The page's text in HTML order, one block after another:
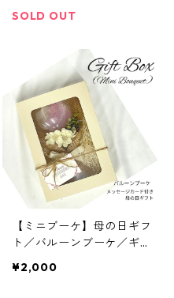
SOLD OUT
【ミニブーケ】母の日ギフ
ト／バルーンブーケ／ギフ
¥2,000